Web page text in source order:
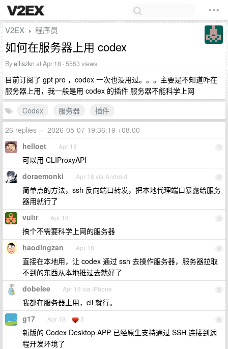
V2EX › 程序员
如何在服务器上用 codex
Byelliszkn at Apr 18 · 5553 views
目前订阅了 gpt pro ，codex 一次也没用过。。。主要是不知道咋在
服务器上用，我一般是用 codex 的插件 服务器不能科学上网
Codex
服务器
插件
26 replies • 2026-05-07 19:36:19 +08:00
1
helloet Apr 18
可以用 CLIProxyAPI
2
doraemonki Apr 18 via Android
简单点的方法，ssh 反向端口转发，把本地代理端口暴露给服务
器用就行了
3
vultr Apr 18
搞个不需要科学上网的服务器
4
haodingzan Apr 18
直接在本地用，让 codex 通过 ssh 去操作服务器，服务器拉取
不到的东西从本地推过去就好了
5
dobelee Apr 18 via iPhone
我都在服务器上用，cli 就行。
6
g17 Apr 18 3
新版的 Codex Desktop APP 已经原生支持通过 SSH 连接到远
程开发环境了